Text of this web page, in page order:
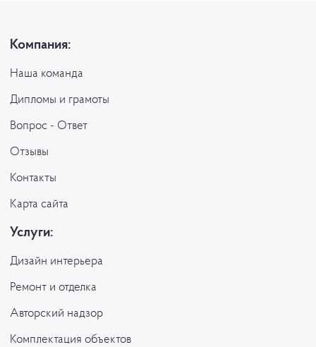
Компания:
Наша команда
Дипломы и грамоты
Вопрос - Ответ
Отзывы
Контакты
Карта сайта
Услуги:
Дизайн интерьера
Ремонт и отделка
Авторский надзор
Комплектация объектов